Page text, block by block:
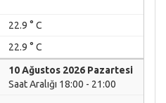
22.9 ° C
22.9 ° C
10 Ağustos 2026 Pazartesi
Saat Aralığı 18:00 - 21:00